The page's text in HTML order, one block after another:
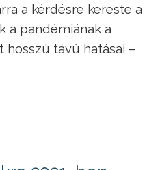
a kérdésre kereste a
a pandémiának a
távú hatásai –